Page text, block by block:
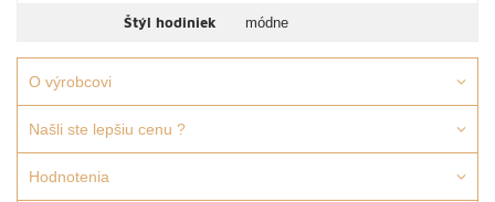
Štýl hodiniek módne
O výrobcovi
Našli ste lepšiu cenu ?
Hodnotenia